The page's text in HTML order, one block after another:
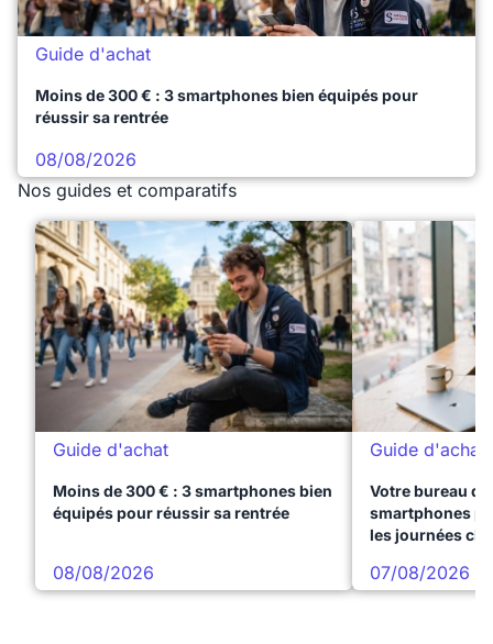
Guide d'achat
Moins de 300 € : 3 smartphones bien équipés pour
réussir sa rentrée
08/08/2026
Nos guides et comparatifs
Guide d'achat
Moins de 300 € : 3 smartphones bien
équipés pour réussir sa rentrée
08/08/2026
Guide d'achat
Votre bureau
smartphones
les journées
07/08/2026